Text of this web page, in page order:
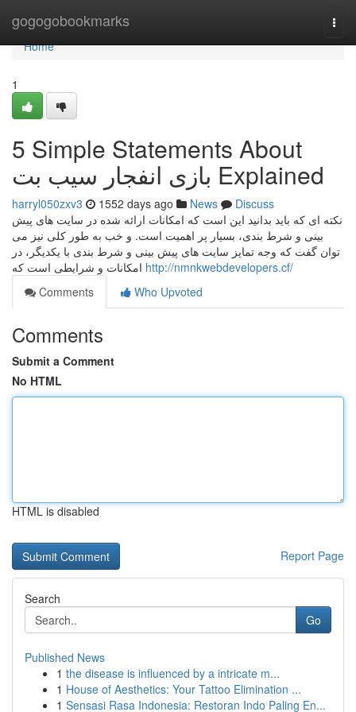
gogogobookmarks
Home
Home
1
5 Simple Statements About
بازی انفجار سیب بت Explained
harryl050zxv3 1552 days ago News
Discuss
نکته ای که باید بدانید این است که امکانات ارائه شده در سایت های پیش
بینی و شرط بندی، بسیار پر اهمیت است. و خب به طور کلی نیز می
توان گفت که وجه تمایز سایت های پیش بینی و شرط بندی با یکدیگر، در
http://nmnkwebdevelopers.cf/
Comments
Who Upvoted
Comments
Submit a Comment
No HTML
HTML is disabled
Report Page
Search
Go
Published News
1 the disease is influenced by a intricate m...
1 House of Aesthetics: Your Tattoo Elimination ...
1 Sensasi Rasa Indonesia: Restoran Indo Paling En...